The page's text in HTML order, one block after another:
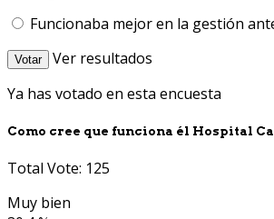
Funcionaba mejor en la gestión
Votar
Ver resultados
Ya has votado en esta encuesta
Como cree que funciona él Hospital
Total Vote: 125
Muy bien